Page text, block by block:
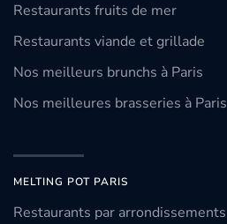
Restaurants fruits de mer
Restaurants viande et grillade
Nos meilleurs brunchs à Paris
Nos meilleures brasseries à Paris
MELTING POT PARIS
Restaurants par arrondissements